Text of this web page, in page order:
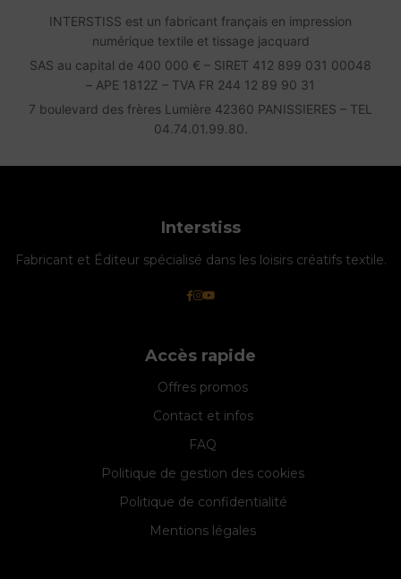
INTERSTISS est un fabricant français en impression
numérique textile et tissage jacquard
SAS au capital de 400 000 € – SIRET 412 899 031 00048
– APE 1812Z – TVA FR 244 12 89 90 31
7 boulevard des frères Lumière 42360 PANISSIERES – TEL
04.74.01.99.80.
Interstiss
Fabricant et Éditeur spécialisé dans les loisirs créatifs textile.
Accès rapide
Offres promos
Contact et infos
FAQ
Politique de gestion des cookies
Politique de confidentialité
Mentions légales